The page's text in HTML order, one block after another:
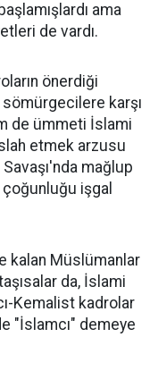
ama
de vardı.
önerdiği
karşı
de ümmeti İslami
etmek arzusu
mağlup
işgal
kalan Müslümanlar
da, İslami
Kemalist kadrolar
"İslamcı" demeye